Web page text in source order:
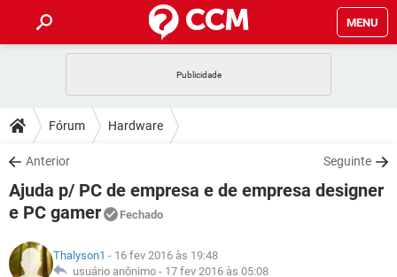
MENU
CELULAR
OUTLOOK
INSTAGRAM GMAIL
GUIA DE COMPRAS
DICAS
JOGOS
OUTLOOK
GUIA DE COMPRAS
DOWNLOADS
JOGOS WHATSAPP
CELULAR
OUTLOOK EXCEL
FÓRUM
CELULAR FACEBOOK
GLOSSÁRIO
Fórum Hardware
Anterior Seguinte
Ajuda p/ PC de empresa e de empresa designer
e PC gamer
Fechado
Thalyson1 - 16 fev 2016 às 19:48
usuário anônimo - 17 fev 2016 às 05:08